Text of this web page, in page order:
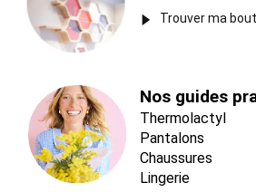
Trouver ma
Nos guides
Thermolactyl
Pantalons
Chaussures
Lingerie